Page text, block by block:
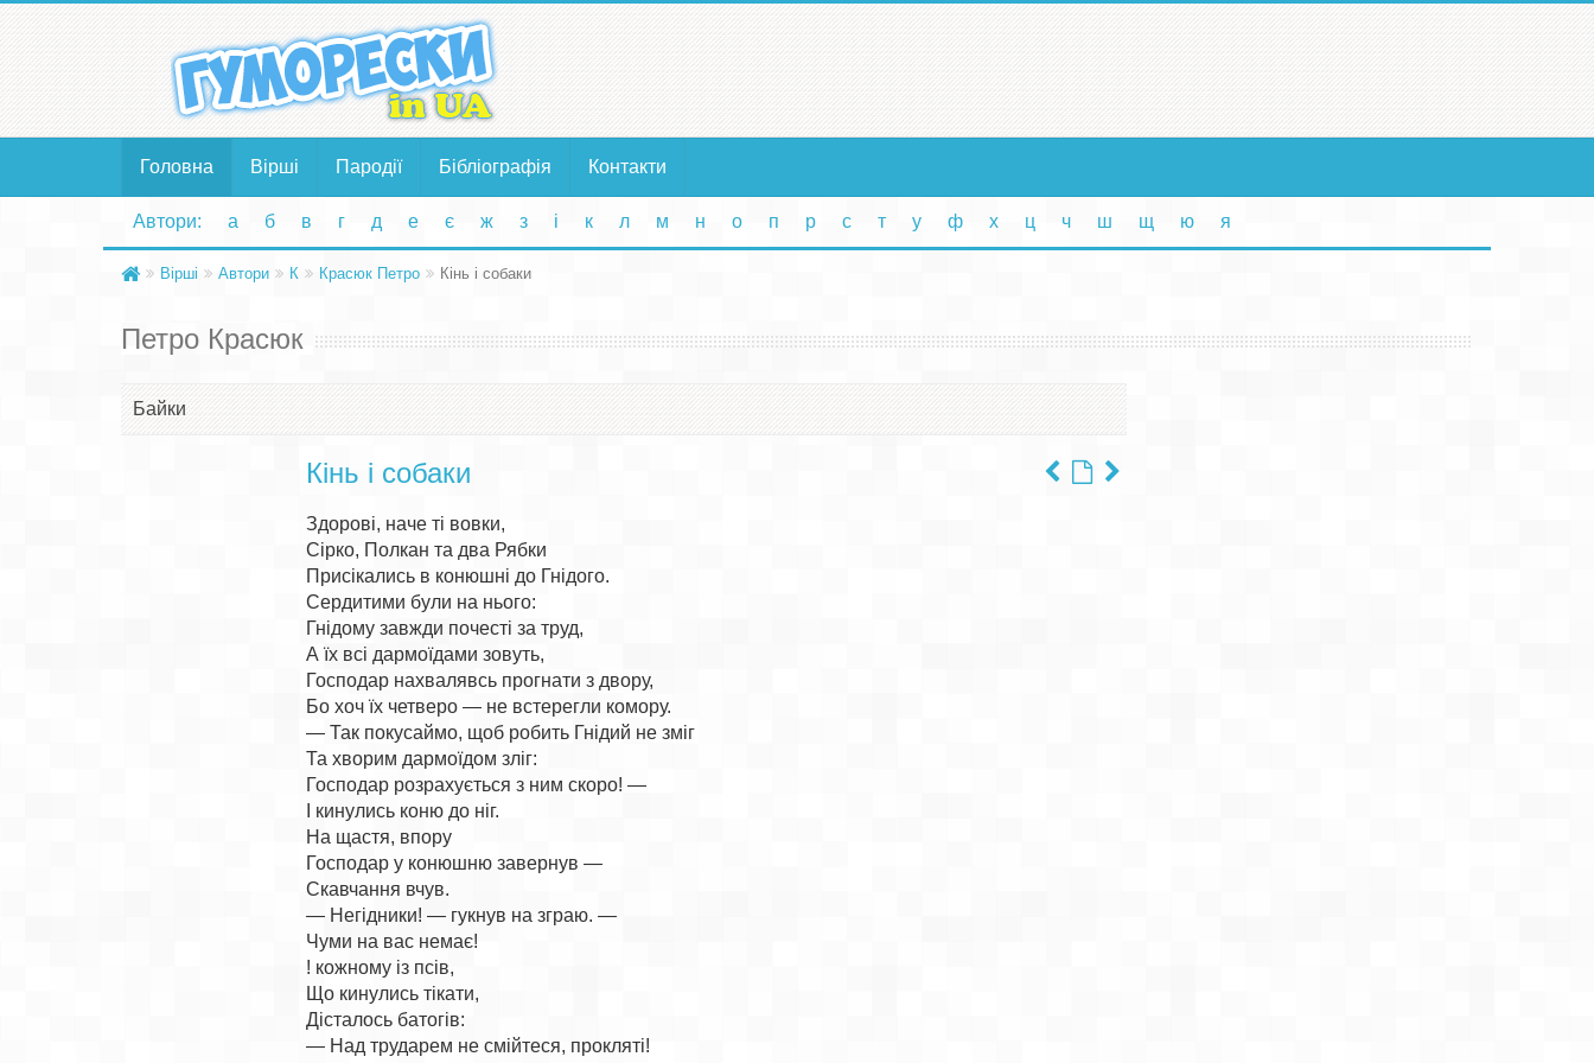
Головна Вірші Пародії Бібліографія Контакти
Автори: а б в г д е є ж з і к л м н о п р с т у ф х ц ч ш щ ю я
Вірші Автори К Красюк Петро Кінь і собаки
Петро Красюк
Байки
Кінь і собаки
Здорові, наче ті вовки,
Сірко, Полкан та два Рябки
Присікались в конюшні до Гнідого.
Сердитими були на нього:
Гнідому завжди почесті за труд,
А їх всі дармоїдами зовуть,
Господар нахвалявсь прогнати з двору,
Бо хоч їх четверо — не встерегли комору.
— Так покусаймо, щоб робить Гнідий не зміг
Та хворим дармоїдом зліг:
Господар розрахується з ним скоро! —
І кинулись коню до ніг.
На щастя, впору
Господар у конюшню завернув —
Скавчання вчув.
— Негідники! — гукнув на зграю. —
Чуми на вас немає!
! кожному із псів,
Що кинулись тікати,
Дісталось батогів: